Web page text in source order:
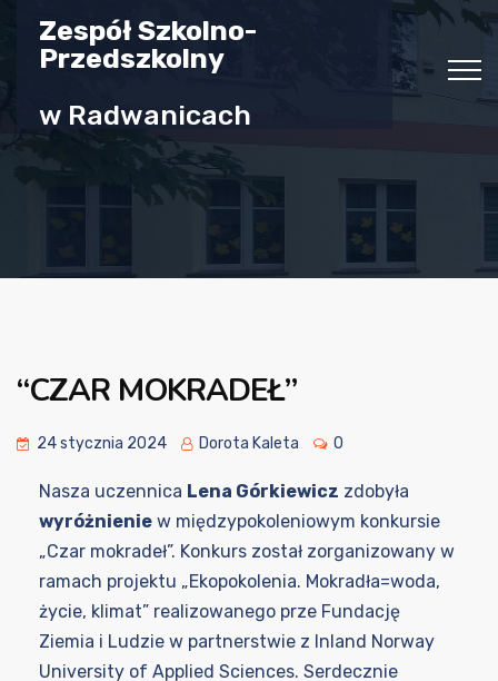
Zespół Szkolno-
Przedszkolny
w Radwanicach
“CZAR MOKRADEŁ”
24 stycznia 2024 Dorota Kaleta 0
Nasza uczennica Lena Górkiewicz zdobyła
wyróżnienie w międzypokoleniowym konkursie
„Czar mokradeł”. Konkurs został zorganizowany w
ramach projektu „Ekopokolenia. Mokradła=woda,
życie, klimat” realizowanego prze Fundację
Ziemia i Ludzie w partnerstwie z Inland Norway
University of Applied Sciences. Serdecznie